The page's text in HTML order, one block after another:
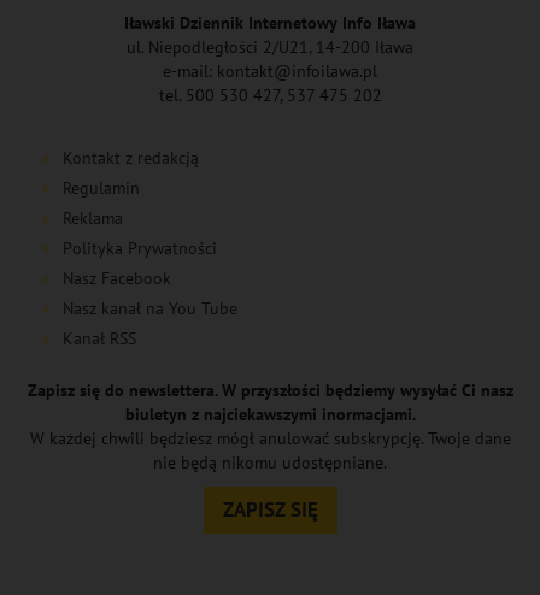
Iławski Dziennik Internetowy Info Iława
ul. Niepodległości 2/U21, 14-200 Iława
e-mail: kontakt@infoilawa.pl
tel. 500 530 427, 537 475 202
Kontakt z redakcją
Regulamin
Reklama
Polityka Prywatności
Nasz Facebook
Nasz kanał na You Tube
Kanał RSS
Zapisz się do newslettera. W przyszłości będziemy wysyłać Ci nasz
biuletyn z najciekawszymi inormacjami.
W każdej chwili będziesz mógł anulować subskrypcję. Twoje dane
nie będą nikomu udostępniane.
ZAPISZ SIĘ